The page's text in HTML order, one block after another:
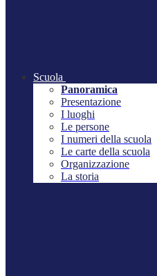
Scuola
Panoramica
Presentazione
I luoghi
Le persone
I numeri della scuola
Le carte della scuola
Organizzazione
La storia